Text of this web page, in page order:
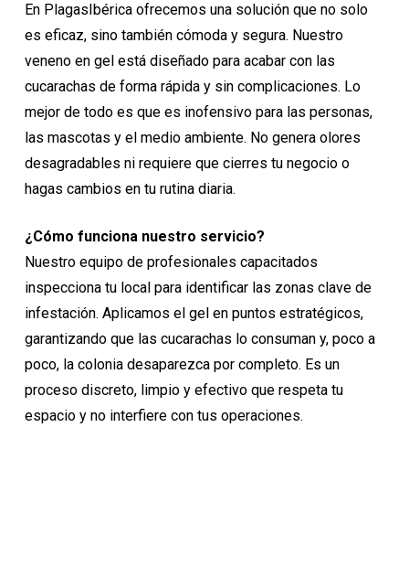
En PlagasIbérica ofrecemos una solución que no solo
es eficaz, sino también cómoda y segura. Nuestro
veneno en gel está diseñado para acabar con las
cucarachas de forma rápida y sin complicaciones. Lo
mejor de todo es que es inofensivo para las personas,
las mascotas y el medio ambiente. No genera olores
desagradables ni requiere que cierres tu negocio o
hagas cambios en tu rutina diaria.
¿Cómo funciona nuestro servicio?
Nuestro equipo de profesionales capacitados
inspecciona tu local para identificar las zonas clave de
infestación. Aplicamos el gel en puntos estratégicos,
garantizando que las cucarachas lo consuman y, poco a
poco, la colonia desaparezca por completo. Es un
proceso discreto, limpio y efectivo que respeta tu
espacio y no interfiere con tus operaciones.